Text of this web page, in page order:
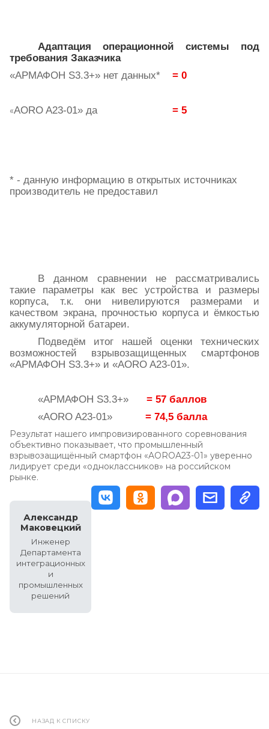
Адаптация операционной системы под
требования Заказчика
«АРМАФОН S3.3+» нет данных* = 0
«AORO A23-01» да = 5
* - данную информацию в открытых источниках
производитель не предоставил
В данном сравнении не рассматривались
такие параметры как вес устройства и размеры
корпуса, т.к. они нивелируются размерами и
качеством экрана, прочностью корпуса и ёмкостью
аккумуляторной батареи.
Подведём итог нашей оценки технических
возможностей взрывозащищенных смартфонов
«АРМАФОН S3.3+» и «AORO A23-01».
«АРМАФОН S3.3+»= 57 баллов
«AORO A23-01»= 74,5 балла
Результат нашего импровизированного соревнования
объективно показывает, что промышленный
взрывозащищённый смартфон «AOROA23-01» уверенно
лидирует среди «одноклассников» на российском
рынке.
Александр
Маковецкий
Инженер
Департамента
интеграционных
и
промышленных
решений
НАЗАД К СПИСКУ